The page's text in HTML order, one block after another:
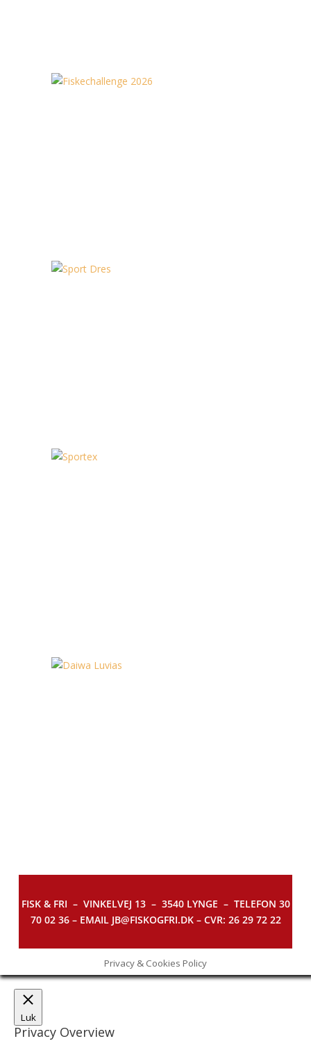
FISK & FRI – VINKELVEJ 13 – 3540 LYNGE – TELEFON 30
70 02 36 – EMAIL JB@FISKOGFRI.DK – CVR: 26 29 72 22
Privacy & Cookies Policy
Luk
Privacy Overview